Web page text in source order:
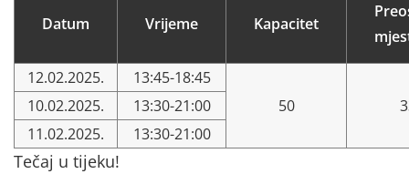
Datum Vrijeme Kapacitet
12.02.2025.
13:45-18:45
50
10.02.2025.
13:30-21:00
11.02.2025.
13:30-21:00
Tečaj u tijeku!